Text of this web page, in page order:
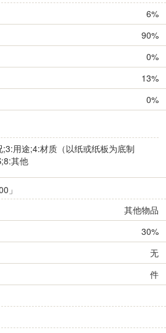
6%
90%
0%
13%
0%
用途;4:材质（以纸或纸板为底制
其他
」
其他物品
30%
无
件